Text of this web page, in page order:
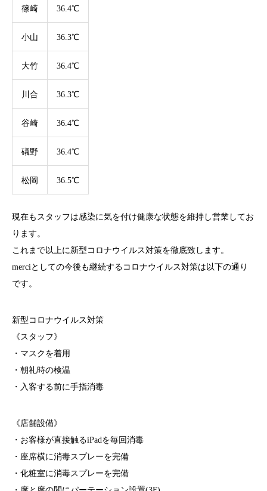
篠崎 36.4℃
小山 36.3℃
大竹 36.4℃
川合 36.3℃
谷崎 36.4℃
礒野 36.4℃
松岡 36.5℃
現在もスタッフは感染に気を付け健康な状態を維持し営業してお
ります。
これまで以上に新型コロナウイルス対策を徹底致します。
merciとしての今後も継続するコロナウイルス対策は以下の通り
です。
新型コロナウイルス対策
《スタッフ》
・マスクを着用
・朝礼時の検温
・入客する前に手指消毒
《店舗設備》
・お客様が直接触るiPadを毎回消毒
・座席横に消毒スプレーを完備
・化粧室に消毒スプレーを完備